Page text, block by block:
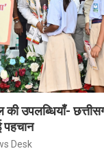
उपलब्धियाँ-
पहचान
Desk